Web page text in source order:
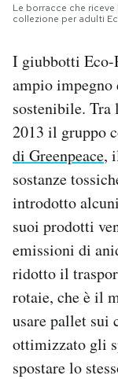
Le borracce che
collezione per adulti
I giubbotti Eco-
ampio impegno
sostenibile.
2013 il gruppo
di Greenpeace,
sostanze
introdotto
suoi prodotti
emissioni di
ridotto il
rotaie, che è il
usare pallet sui
ottimizzato gli
spostare lo